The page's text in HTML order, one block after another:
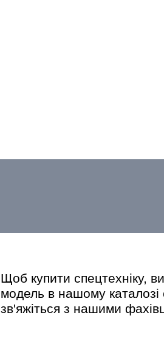
Щоб купити спецтехніку,
модель в нашому каталозі
зв'яжіться з нашими